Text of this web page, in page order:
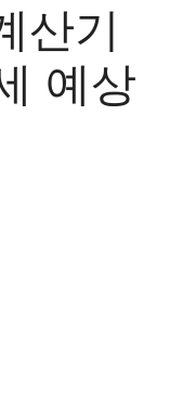
산기
예상